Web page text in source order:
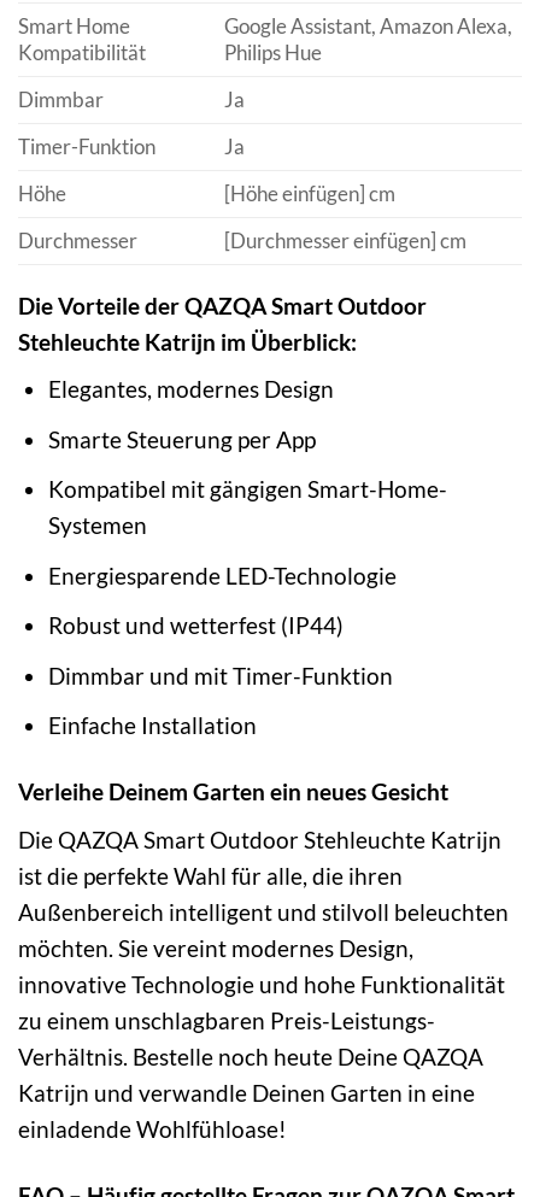
Smart Home
Kompatibilität
Google Assistant, Amazon Alexa,
Philips Hue
Dimmbar
Ja
Timer-Funktion
Ja
Höhe
[Höhe einfügen] cm
Durchmesser
[Durchmesser einfügen] cm
Die Vorteile der QAZQA Smart Outdoor
Stehleuchte Katrijn im Überblick:
Elegantes, modernes Design
Smarte Steuerung per App
Kompatibel mit gängigen Smart-Home-
Systemen
Energiesparende LED-Technologie
Robust und wetterfest (IP44)
Dimmbar und mit Timer-Funktion
Einfache Installation
Verleihe Deinem Garten ein neues Gesicht
Die QAZQA Smart Outdoor Stehleuchte Katrijn
ist die perfekte Wahl für alle, die ihren
Außenbereich intelligent und stilvoll beleuchten
möchten. Sie vereint modernes Design,
innovative Technologie und hohe Funktionalität
zu einem unschlagbaren Preis-Leistungs-
Verhältnis. Bestelle noch heute Deine QAZQA
Katrijn und verwandle Deinen Garten in eine
einladende Wohlfühloase!